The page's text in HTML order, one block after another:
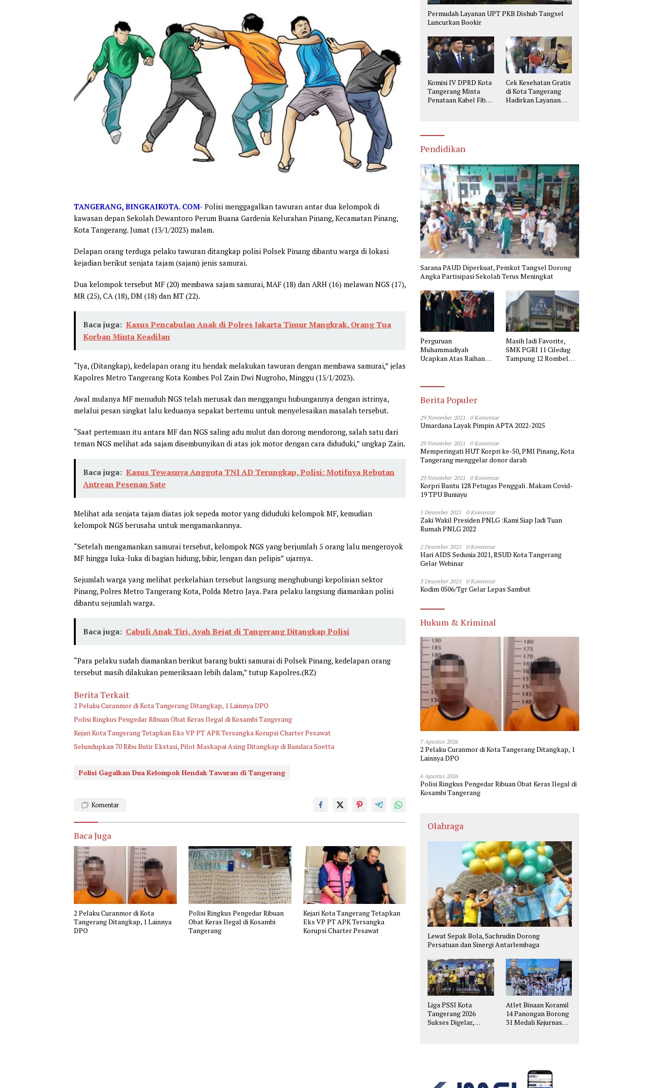
TANGERANG, BINGKAIKOTA. COM- Polisi menggagalkan tawuran antar dua kelompok di
kawasan depan Sekolah Dewantoro Perum Buana Gardenia Kelurahan Pinang, Kecamatan Pinang,
Kota Tangerang. Jumat (13/1/2023) malam.
Delapan orang terduga pelaku tawuran ditangkap polisi Polsek Pinang dibantu warga di lokasi
kejadian berikut senjata tajam (sajam) jenis samurai.
Dua kelompok tersebut MF (20) membawa sajam samurai, MAF (18) dan ARH (16) melawan NGS (17),
MR (25), CA (18), DM (18) dan MT (22).
Baca juga: Kasus Pencabulan Anak di Polres Jakarta Timur Mangkrak, Orang Tua
Korban Minta Keadilan
“Iya, (Ditangkap), kedelapan orang itu hendak melakukan tawuran dengan membawa samurai,” jelas
Kapolres Metro Tangerang Kota Kombes Pol Zain Dwi Nugroho, Minggu (15/1/2023).
Awal mulanya MF menuduh NGS telah merusak dan menggangu hubungannya dengan istrinya,
melalui pesan singkat lalu keduanya sepakat bertemu untuk menyelesaikan masalah tersebut.
“Saat pertemuan itu antara MF dan NGS saling adu mulut dan dorong mendorong, salah satu dari
teman NGS melihat ada sajam disembunyikan di atas jok motor dengan cara diduduki,” ungkap Zain.
Baca juga: Kasus Tewasnya Anggota TNI AD Terungkap, Polisi: Motifnya Rebutan
Antrean Pesenan Sate
Melihat ada senjata tajam diatas jok sepeda motor yang diduduki kelompok MF, kemudian
kelompok NGS berusaha untuk mengamankannya.
“Setelah mengamankan samurai tersebut, kelompok NGS yang berjumlah 5 orang lalu mengeroyok
MF hingga luka-luka di bagian hidung, bibir, lengan dan pelipis” ujarnya.
Sejumlah warga yang melihat perkelahian tersebut langsung menghubungi kepolisian sektor
Pinang, Polres Metro Tangerang Kota, Polda Metro Jaya. Para pelaku langsung diamankan polisi
dibantu sejumlah warga.
Baca juga: Cabuli Anak Tiri, Ayah Bejat di Tangerang Ditangkap Polisi
“Para pelaku sudah diamankan berikut barang bukti samurai di Polsek Pinang, kedelapan orang
tersebut masih dilakukan pemeriksaan lebih dalam,” tutup Kapolres.(RZ)
Berita Terkait
2 Pelaku Curanmor di Kota Tangerang Ditangkap, 1 Lainnya DPO
Polisi Ringkus Pengedar Ribuan Obat Keras Ilegal di Kosambi Tangerang
Kejari Kota Tangerang Tetapkan Eks VP PT APK Tersangka Korupsi Charter Pesawat
Selundupkan 70 Ribu Butir Ekstasi, Pilot Maskapai Asing Ditangkap di Bandara Soetta
Polisi Gagalkan Dua Kelompok Hendak Tawuran di Tangerang
Komentar
Baca Juga
2 Pelaku Curanmor di Kota
Tangerang Ditangkap, 1 Lainnya
DPO
Polisi Ringkus Pengedar Ribuan
Obat Keras Ilegal di Kosambi
Tangerang
Kejari Kota Tangerang Tetapkan
Eks VP PT APK Tersangka
Korupsi Charter Pesawat
Permudah Layanan UPT PKB Dishub Tangsel
Luncurkan Bookir
Komisi IV DPRD Kota
Tangerang Minta
Penataan Kabel Fiber
Cek Kesehatan Gratis
di Kota Tangerang
Hadirkan Layanan
Pendidikan
Sarana PAUD Diperkuat, Pemkot Tangsel Dorong
Angka Partisipasi Sekolah Terus Meningkat
Perguruan
Muhammadiyah
Ucapkan Atas Raihan
Tangerang
Masih Jadi Favorite,
SMK PGRI 11 Ciledug
Tampung 12 Rombel
Berita Populer
29 November 2021 0 Komentar
Umardana Layak Pimpin APTA 2022-2025
29 November 2021 0 Komentar
Memperingati HUT Korpri ke-50, PMI Pinang, Kota
Tangerang menggelar donor darah
29 November 2021 0 Komentar
Korpri Bantu 128 Petugas Penggali . Makam Covid-
19 TPU Buniayu
1 Desember 2021 0 Komentar
Zaki Wakil Presiden PNLG :Kami Siap Jadi Tuan
Rumah PNLG 2022
2 Desember 2021 0 Komentar
Hari AIDS Sedunia 2021, RSUD Kota Tangerang
Gelar Webinar
3 Desember 2021 0 Komentar
Kodim 0506/Tgr Gelar Lepas Sambut
Hukum & Kriminal
7 Agustus 2026
2 Pelaku Curanmor di Kota Tangerang Ditangkap, 1
Lainnya DPO
6 Agustus 2026
Polisi Ringkus Pengedar Ribuan Obat Keras Ilegal di
Kosambi Tangerang
Olahraga
Lewat Sepak Bola, Sachrudin Dorong
Persatuan dan Sinergi Antarlembaga
Liga PSSI Kota
Tangerang 2026
Sukses Digelar,
Atlet Binaan Koramil
14 Panongan Borong
31 Medali Kejurnas